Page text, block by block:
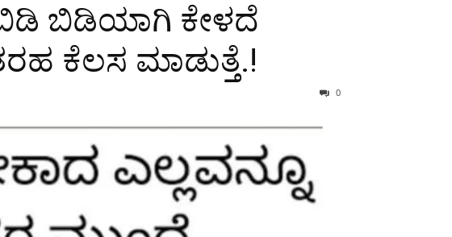
ಬಿಡಿಯಾಗಿ ಕೇಳದೆ
ಕೆಲಸ ಮಾಡುತ್ತೆ.!
0